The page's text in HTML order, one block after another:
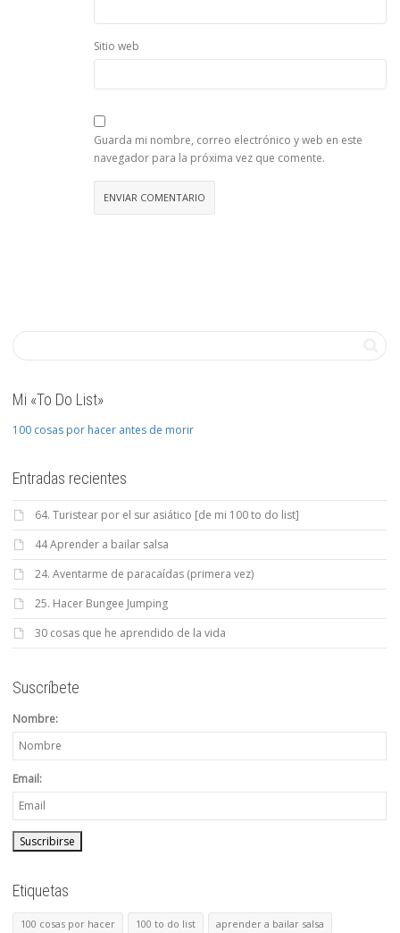
Sitio web
Guarda mi nombre, correo electrónico y web en este
navegador para la próxima vez que comente.
Mi «To Do List»
100 cosas por hacer antes de morir
Entradas recientes
64. Turistear por el sur asiático [de mi 100 to do list]
44 Aprender a bailar salsa
24. Aventarme de paracaídas (primera vez)
25. Hacer Bungee Jumping
30 cosas que he aprendido de la vida
Suscríbete
Nombre:
Email:
Etiquetas
100 cosas por hacer 100 to do list aprender a bailar salsa